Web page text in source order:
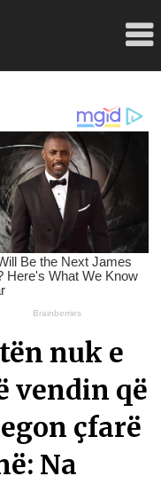
nuk e
vendin që
çfarë
Na